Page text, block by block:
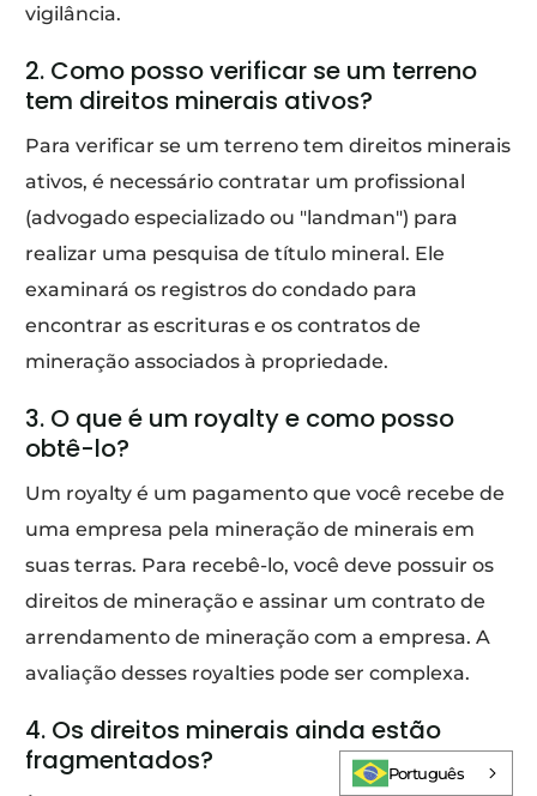
vigilância.
2. Como posso verificar se um terreno
tem direitos minerais ativos?
Para verificar se um terreno tem direitos minerais
ativos, é necessário contratar um profissional
(advogado especializado ou "landman") para
realizar uma pesquisa de título mineral. Ele
examinará os registros do condado para
encontrar as escrituras e os contratos de
mineração associados à propriedade.
3. O que é um royalty e como posso
obtê-lo?
Um royalty é um pagamento que você recebe de
uma empresa pela mineração de minerais em
suas terras. Para recebê-lo, você deve possuir os
direitos de mineração e assinar um contrato de
arrendamento de mineração com a empresa. A
avaliação desses royalties pode ser complexa.
4. Os direitos minerais ainda estão
fragmentados?
Fazer Login
Português